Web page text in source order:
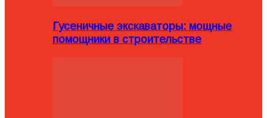
Гусеничные экскаваторы: мощные
помощники в строительстве